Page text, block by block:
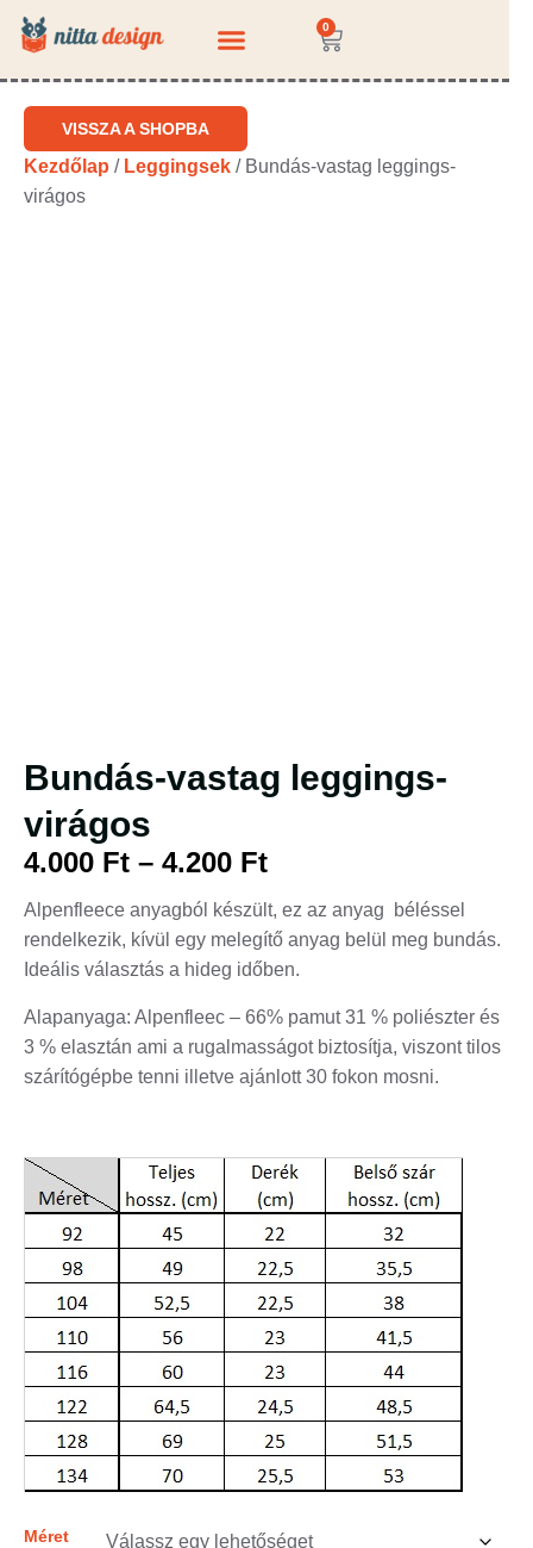
0
VISSZA A SHOPBA
Kezdőlap / Leggingsek / Bundás-vastag leggings-
virágos
Bundás-vastag leggings-
virágos
4.000 Ft – 4.200 Ft
Alpenfleece anyagból készült, ez az anyag béléssel
rendelkezik, kívül egy melegítő anyag belül meg bundás.
Ideális választás a hideg időben.
Alapanyaga: Alpenfleec – 66% pamut 31 % poliészter és
3 % elasztán ami a rugalmasságot biztosítja, viszont tilos
szárítógépbe tenni illetve ajánlott 30 fokon mosni.
Méret